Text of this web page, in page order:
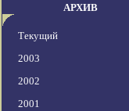
АРХИВ
Текущий
2003
2002
2001